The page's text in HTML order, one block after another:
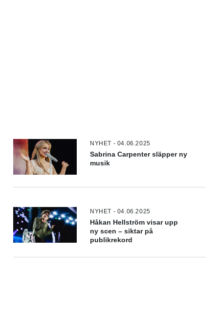
NYHET - 04.06.2025
Sabrina Carpenter släpper ny
musik
NYHET - 04.06.2025
Håkan Hellström visar upp
ny scen – siktar på
publikrekord